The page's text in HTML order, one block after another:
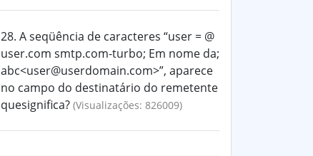
28. A seqüência de caracteres “user = @
user.com smtp.com-turbo; Em nome da;
abc<user@userdomain.com>”, aparece
no campo do destinatário do remetente
quesignifica? (Visualizações: 826009)